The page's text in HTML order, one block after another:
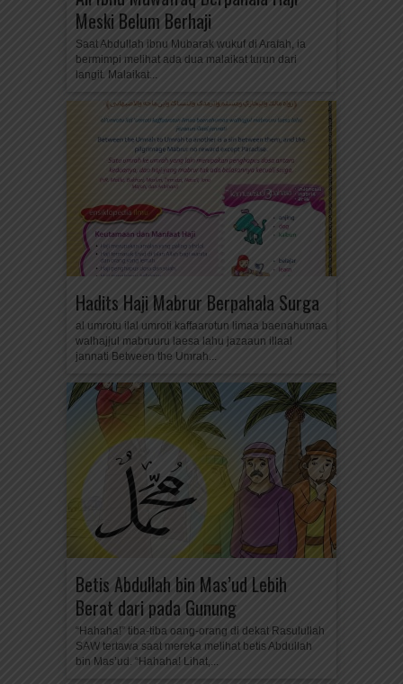
Meski Belum Berhaji
Saat Abdullah ibnu Mubarak wukuf di Arafah, ia
bermimpi melihat ada dua malaikat turun dari
langit. Malaikat...
Hadits Haji Mabrur Berpahala Surga
al umrotu ilal umroti kaffaarotun limaa baenahumaa
walhajjul mabruuru laesa lahu jazaaun illaal
jannati Between the Umrah...
Betis Abdullah bin Mas’ud Lebih
Berat dari pada Gunung
“Hahaha!” tiba-tiba oang-orang di dekat Rasulullah
SAW tertawa saat mereka melihat betis Abdullah
bin Mas’ud. “Hahaha! Lihat,...